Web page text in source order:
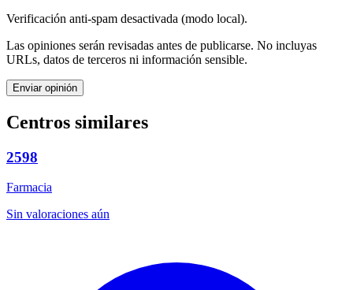
Verificación anti-spam desactivada (modo local).
Las opiniones serán revisadas antes de publicarse. No incluyas
URLs, datos de terceros ni información sensible.
Enviar opinión
Centros similares
2598
Farmacia
Sin valoraciones aún